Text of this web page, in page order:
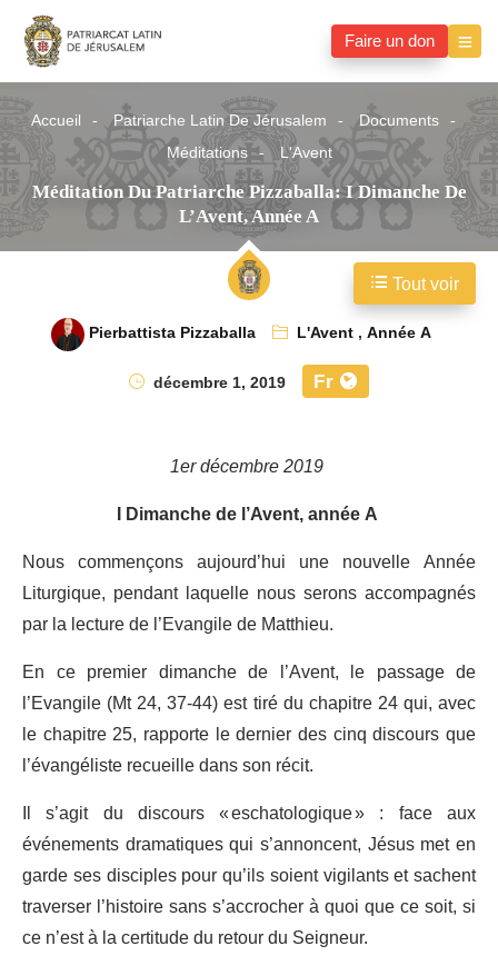
Faire un don
Accueil Patriarche Latin De Jérusalem
Documents
Méditations
L'Avent
Méditation Du Patriarche Pizzaballa: I Dimanche De
L’Avent, Année A
Pierbattista Pizzaballa L'Avent,Année A
décembre 1, 2019
Fr
1er décembre 2019
I Dimanche de l’Avent, année A
Nous commençons aujourd’hui une nouvelle Année
Liturgique, pendant laquelle nous serons accompagnés
par la lecture de l’Evangile de Matthieu.
En ce premier dimanche de l’Avent, le passage de
l’Evangile (Mt 24, 37-44) est tiré du chapitre 24 qui, avec
le chapitre 25, rapporte le dernier des cinq discours que
l’évangéliste recueille dans son récit.
Il s’agit du discours « eschatologique » : face aux
événements dramatiques qui s’annoncent, Jésus met en
garde ses disciples pour qu’ils soient vigilants et sachent
traverser l’histoire sans s’accrocher à quoi que ce soit, si
ce n’est à la certitude du retour du Seigneur.
Tout voir